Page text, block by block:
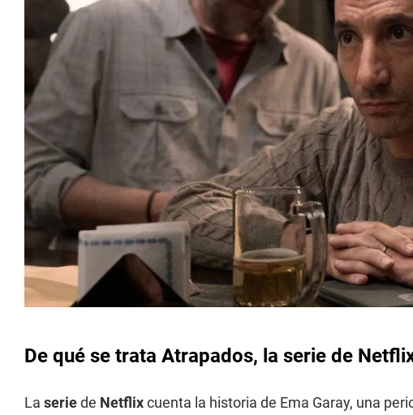
De qué se trata Atrapados, la serie de
La seriede Netflixcuenta la historia de Ema Garay, una